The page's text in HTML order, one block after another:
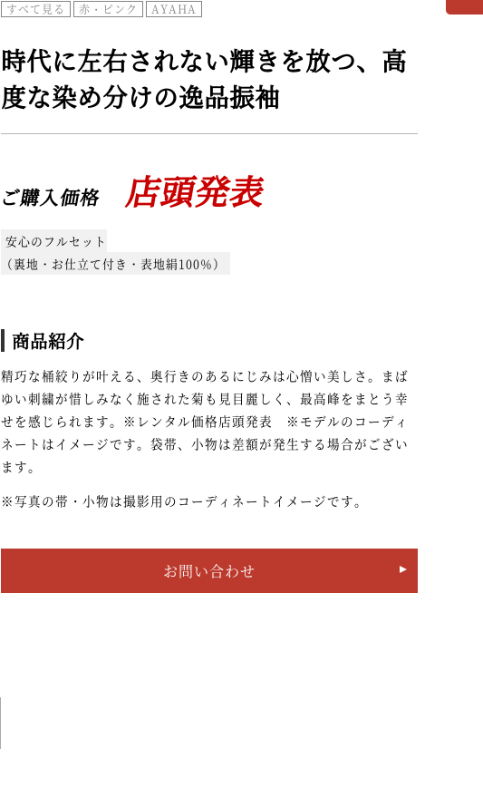
すべて見る
赤・ピンク AYAHA
時代に左右されない輝きを放つ、高
度な染め分けの逸品振袖
ご購入価格店頭発表
安心のフルセット
（裏地・お仕立て付き・表地絹100％）
商品紹介
精巧な桶絞りが叶える、奥行きのあるにじみは心憎い美しさ。まば
ゆい刺繍が惜しみなく施された菊も見目麗しく、最高峰をまとう幸
せを感じられます。※レンタル価格店頭発表 ※モデルのコーディ
ネートはイメージです。袋帯、小物は差額が発生する場合がござい
ます。
※写真の帯・小物は撮影用のコーディネートイメージです。
お問い合わせ